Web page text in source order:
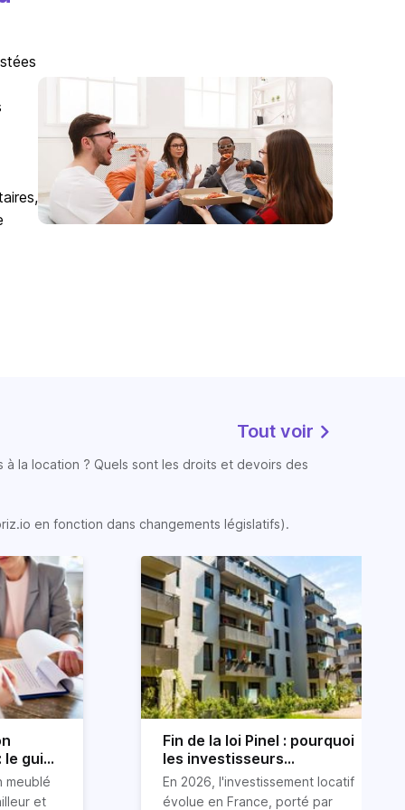
Tout voir
la location ? Quels sont les droits et devoirs des
en fonction dans changements législatifs).
guide
meublé
et
Fin de la loi Pinel : pourquoi
les investisseurs
immobiliers se tournent
vers le LLI en 2026
En 2026, l'investissement locatif
évolue en France, porté par